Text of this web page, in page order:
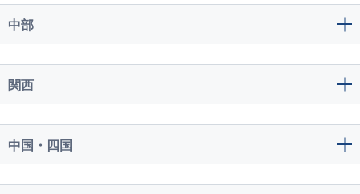
中部
関西
中国・四国